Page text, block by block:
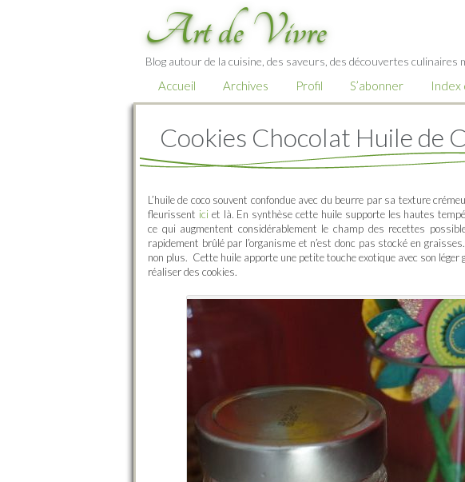
Art de Vivre
Blog autour de la cuisine, des saveurs, des découvertes
Accueil Archives Profil S’abonner Index
Cookies Chocolat Huile de
L’huile de coco souvent confondue avec du beurre par sa texture
fleurissent ici et là. En synthèse cette huile supporte les hautes
ce qui augmentent considérablement le champ des recettes
rapidement brûlé par l’organisme et n’est donc pas stocké en
non plus. Cette huile apporte une petite touche exotique avec son léger
réaliser des cookies.